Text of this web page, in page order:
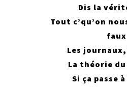
Dis la
Tout c’qu’on
faux
Les
La théorie
Si ça passe